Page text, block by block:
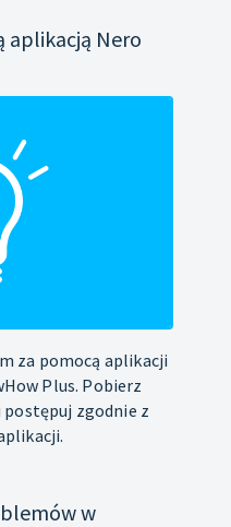
aplikacją Nero
za pomocą aplikacji
Plus. Pobierz
zgodnie z
w